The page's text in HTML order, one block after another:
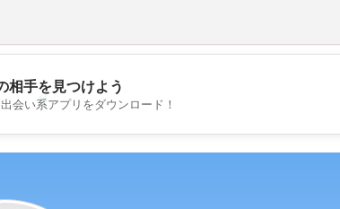
💖
💕
相手を見つけよう
会い系アプリをダウンロード！